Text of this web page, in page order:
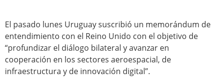
El pasado lunes Uruguay suscribió un memorándum de
entendimiento con el Reino Unido con el objetivo de
“profundizar el diálogo bilateral y avanzar en
cooperación en los sectores aeroespacial, de
infraestructura y de innovación digital”.